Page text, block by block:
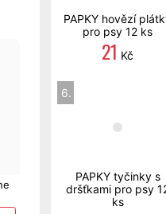
PAPKY hovězí
pro psy 12 ks
21 Kč
6.
PAPKY tyčinky s
dršťkami pro psy
ks